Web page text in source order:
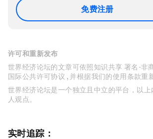
免费注册
许可和重新发布
世界经济论坛的文章可依照知识共享 署名-非
国际公共许可协议 , 并根据我们的使用条款重
世界经济论坛是一个独立且中立的平台，以
人观点。
实时追踪：